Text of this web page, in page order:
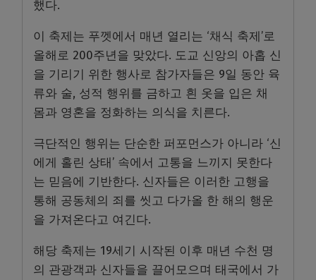
했다.
이 축제는 푸껫에서 매년 열리는 ‘채식 축제’로
올해로 200주년을 맞았다. 도교 신앙의 아홉 신
을 기리기 위한 행사로 참가자들은 9일 동안 육
류와 술, 성적 행위를 금하고 흰 옷을 입은 채
몸과 영혼을 정화하는 의식을 치른다.
극단적인 행위는 단순한 퍼포먼스가 아니라 ‘신
에게 홀린 상태’ 속에서 고통을 느끼지 못한다
는 믿음에 기반한다. 신자들은 이러한 고행을
통해 공동체의 죄를 씻고 다가올 한 해의 행운
을 가져온다고 여긴다.
해당 축제는 19세기 시작된 이후 매년 수천 명
의 관광객과 신자들을 끌어모으며 태국에서 가